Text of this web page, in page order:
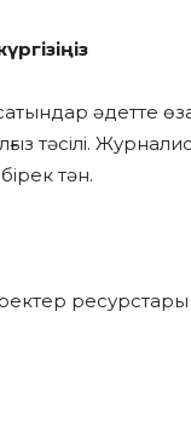
әдетте
тәсілі.
тән.
ресурстары